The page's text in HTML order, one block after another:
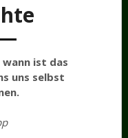
ist das
uns selbst